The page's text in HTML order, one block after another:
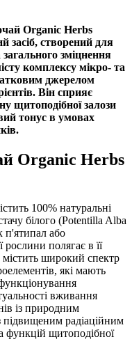
Organic Herbs
засіб, створений для
зміцнення
комплексу мікро- та
джерелом
Він сприяє
щитоподібної залози
тонус в умовах
Organic Herbs
100% натуральні
білого (Potentilla Alba
п'ятипал або
рослини полягає в її
містить широкий спектр
які мають
вживання
із природним
підвищеним радіаційним
функцій щитоподібної